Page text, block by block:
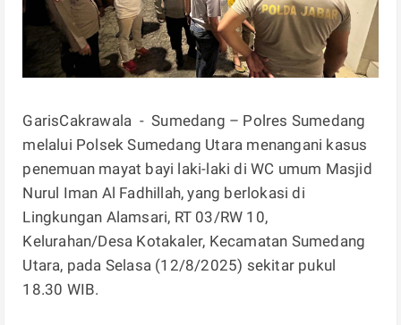
GarisCakrawala - Sumedang – Polres Sumedang
melalui Polsek Sumedang Utara menangani kasus
penemuan mayat bayi laki-laki di WC umum Masjid
Nurul Iman Al Fadhillah, yang berlokasi di
Lingkungan Alamsari, RT 03/RW 10,
Kelurahan/Desa Kotakaler, Kecamatan Sumedang
Utara, pada Selasa (12/8/2025) sekitar pukul
18.30 WIB.